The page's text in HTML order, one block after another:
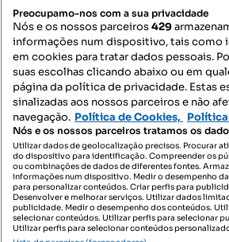
Mapa do Site
Contacte-nos
SIGA-NOS:
DESCARREGAR NA:
Preocupamo-nos com a sua privacidade
Nós e os nossos parceiros429
informações num dispositivo, tais como
em cookies para tratar dados pessoais.
suas escolhas clicando abaixo ou em
página da política de privacidade. Estas
sinalizadas aos nossos parceiros e não
navegação. Política de Cookies,
Nós e os nossos parceiros tratamos os
Utilizar dados de geolocalização precisos. Procurar
do dispositivo para identificação. Compreender os
ou combinações de dados de diferentes fontes.
informações num dispositivo. Medir o desempenho
para personalizar conteúdos. Criar perfis para
Desenvolver e melhorar serviços. Utilizar dados
publicidade. Medir o desempenho dos conteúdos.
selecionar conteúdos. Utilizar perfis para selecionar
Utilizar perfis para selecionar conteúdos